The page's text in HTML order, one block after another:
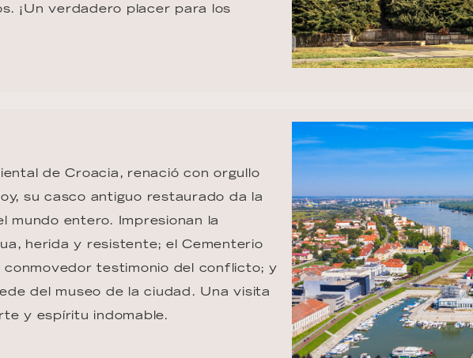
¡Un verdadero placer para los
de Croacia, renació con orgullo
su casco antiguo restaurado da la
mundo entero. Impresionan la
herida y resistente; el Cementerio
conmovedor testimonio del conflicto; y
del museo de la ciudad. Una visita
y espíritu indomable.